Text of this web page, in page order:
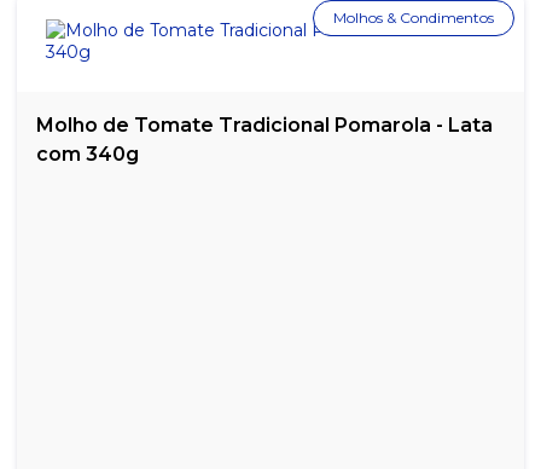
Molho de Tomate Tradicional Pomarola - Lata
com 340g
Molhos & Condimentos